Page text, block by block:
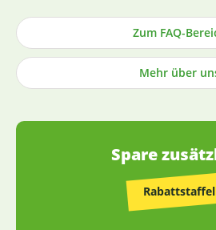
weisen dies durch die
Zertifikate nach (im Regelfall direkt
Produktbeschreibung). Die
Tabletten sowie die Abfüllung
erfolgt in Deutschland (die wenigen
Zum FAQ-
Mehr über
Spare
Rabattstaffel